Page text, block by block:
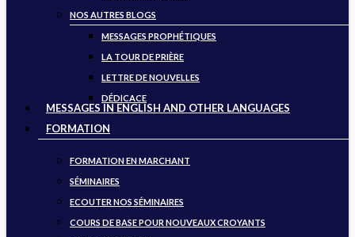
NOS AUTRES BLOGS
MESSAGES PROPHÉTIQUES
LA TOUR DE PRIÈRE
LETTRE DE NOUVELLES
DÉDICACE
MESSAGES IN ENGLISH AND OTHER LANGUAGES
FORMATION
FORMATION EN MARCHANT
SÉMINAIRES
ECOUTER NOS SÉMINAIRES
COURS DE BASE POUR NOUVEAUX CROYANTS